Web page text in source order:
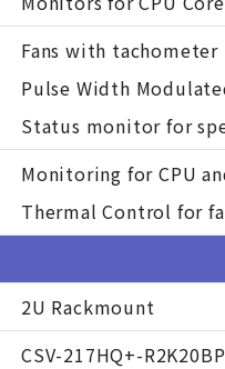
Fans with
Pulse Width
Status monitor for
Monitoring for CPU
Thermal Control for
2U Rackmount
CSV-217HQ+-